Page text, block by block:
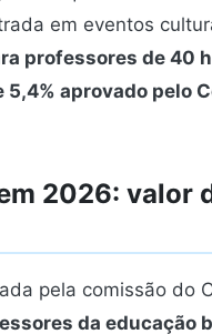
em eventos
professores de 40
5,4% aprovado pelo
2026: valor
pela comissão do
da educação